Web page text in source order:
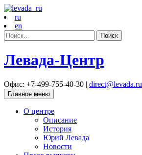
ru
en
Найти:
Левада-Центр
Офис: +7-499-755-40-30 | direct@levada.ru
Главное меню
О центре
Описание
История
Юрий Левада
Новости